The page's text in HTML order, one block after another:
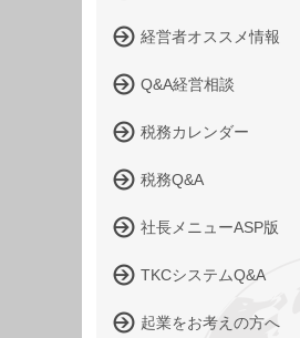
経営者オススメ情報
Q&A経営相談
税務カレンダー
税務Q&A
社長メニューASP版
TKCシステムQ&A
起業をお考えの方へ